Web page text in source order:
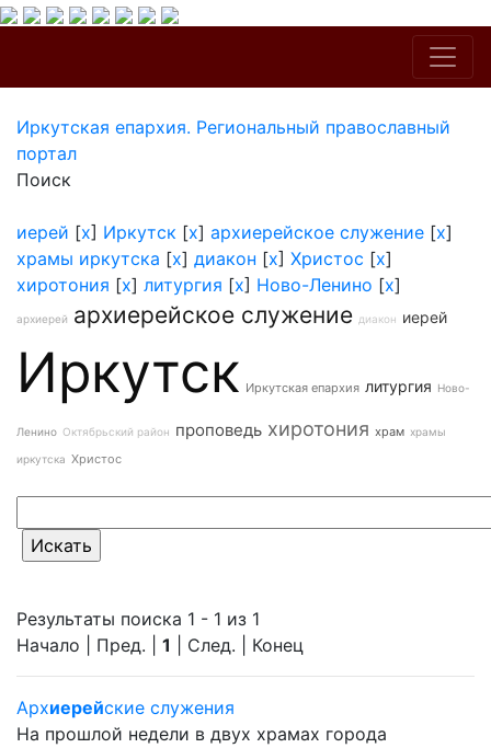
Иркутская епархия. Региональный православный
портал
Поиск
иерей [x] Иркутск [x] архиерейское служение [x]
храмы иркутска [x] диакон [x] Христос [x]
хиротония [x] литургия [x] Ново-Ленино [x]
архиерей архиерейское служение диакон иерей
Иркутск Иркутская епархия литургия Ново-
Ленино Октябрьский район проповедь хиротония храм храмы
иркутска Христос
Результаты поиска 1 - 1 из 1
Начало | Пред. | 1 | След. | Конец
Архиерейские служения
На прошлой недели в двух храмах города